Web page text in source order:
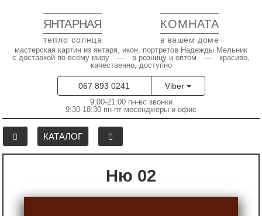
ЯНТАРНАЯ КОМНАТА
тепло солнца в вашем доме
мастерская картин из янтаря, икон, портретов Надежды Мельник
с доставкой по всему миру — в розницу и оптом — красиво,
качественно, доступно
067 893 0241 Viber
9:00-21:00 пн-вс звонки
9:30-18:30 пн-пт месенджеры и офис
КАТАЛОГ
Ню 02